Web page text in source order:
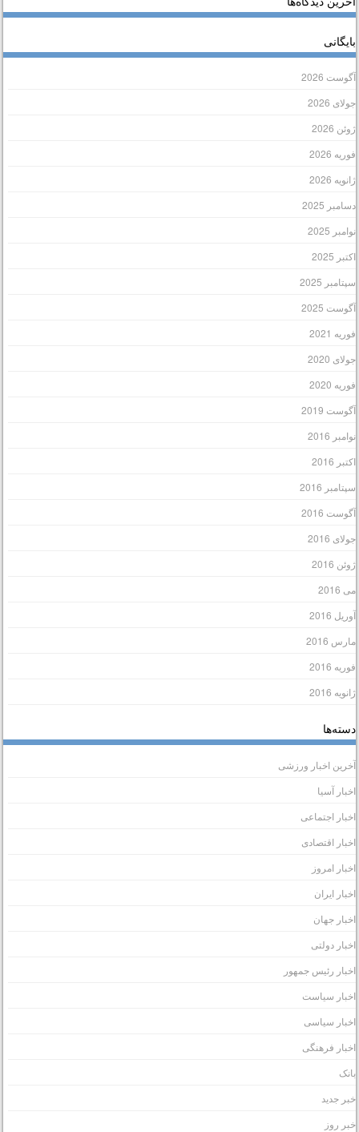
2026
2026
2026
2026
2026
2025
2025
2025
2025
2025
2021
2020
2020
2019
2016
2016
2016
2016
2016
2016
2016
2016
2016
2016
2016
اخبار ورزشی
آسیا
اجتماعی
اقتصادی
امروز
ایران
جهان
دولتی
رئیس جمهور
سیاست
سیاسی
فرهنگی
جدید
روز